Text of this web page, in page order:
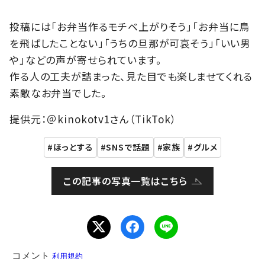
投稿には「お弁当作るモチベ上がりそう」「お弁当に鳥
を飛ばしたことない」「うちの旦那が可哀そう」「いい男
や」などの声が寄せられています。
作る人の工夫が詰まった、見た目でも楽しませてくれる
素敵なお弁当でした。
提供元：＠kinokotv1さん（TikTok）
ほっとする SNSで話題 家族 グルメ
この記事の写真一覧はこちら